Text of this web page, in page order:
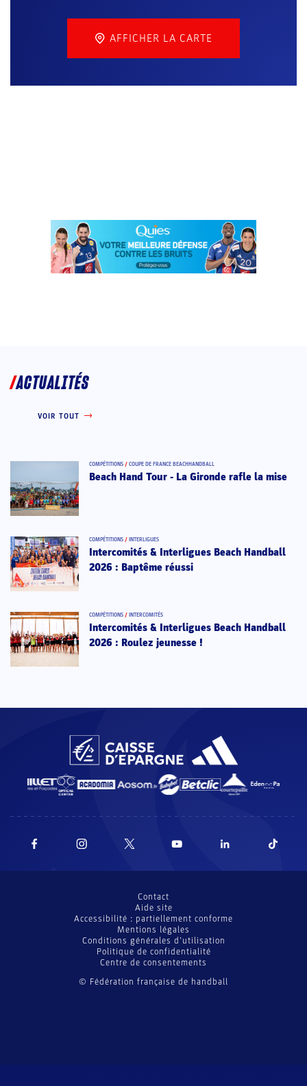
AFFICHER LA CARTE
ACTUALITÉS
VOIR TOUT
COMPÉTITIONS / COUPE DE FRANCE BEACHHANDBALL
Beach Hand Tour - La Gironde rafle la mise
COMPÉTITIONS / INTERLIGUES
Intercomités & Interligues Beach Handball
2026 : Baptême réussi
COMPÉTITIONS / INTERCOMITÉS
Intercomités & Interligues Beach Handball
2026 : Roulez jeunesse !
© Fédération française de handball
Contact
Aide site
Accessibilité : partiellement conforme
Mentions légales
Conditions générales d’utilisation
Politique de confidentialité
Centre de consentements